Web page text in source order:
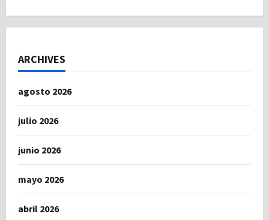
ARCHIVES
agosto 2026
julio 2026
junio 2026
mayo 2026
abril 2026